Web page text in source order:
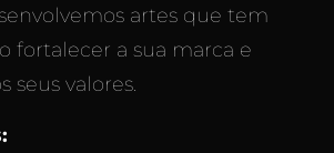
artes que tem
fortalecer a sua marca e
seus valores.